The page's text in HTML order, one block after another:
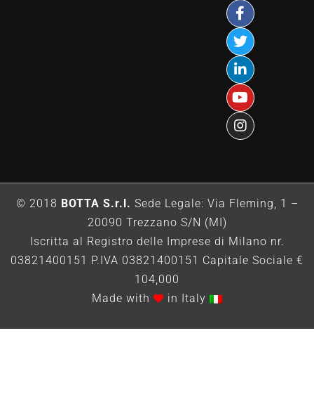
© 2018 BOTTA S.r.l. Sede Legale: Via Fleming, 1 –
20090 Trezzano S/N (MI)
Iscritta al Registro delle Imprese di Milano nr.
03821400151 P.IVA 03821400151 Capitale Sociale €
104,000
Made with
in Italy